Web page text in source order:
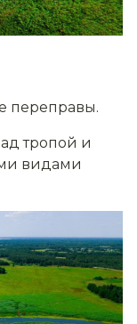
переправы.
тропой и
видами